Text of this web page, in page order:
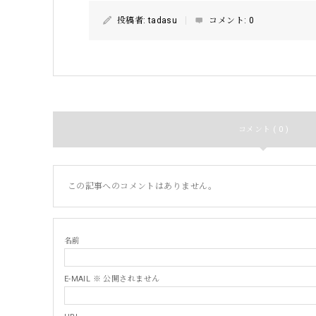
投稿者:tadasu コメント: 0
コメント ( 0 )
この記事へのコメントはありません。
名前
E-MAIL ※ 公開されません